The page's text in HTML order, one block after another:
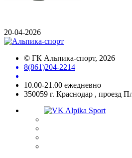
20-04-2026
© ГК Альпика-спорт, 2026
8(861)204-2214
10.00-21.00 ежедневно
350059 г. Краснодар , проезд